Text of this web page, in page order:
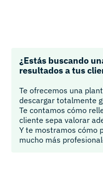
¿Estás buscando
resultados a tus
Te ofrecemos una
descargar totalmente
Te contamos cómo
cliente sepa valorar
Y te mostramos cómo
mucho más